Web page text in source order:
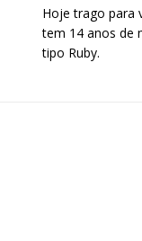
Hoje trago para
tem 14 anos de
tipo Ruby.